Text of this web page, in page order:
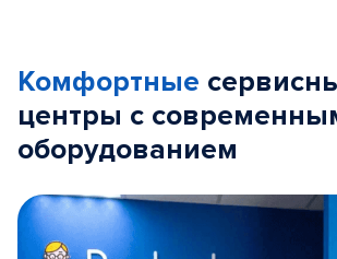
Комфортные
центры с
оборудованием